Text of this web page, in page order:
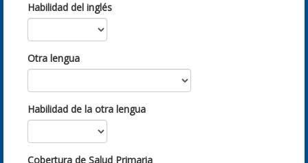
Habilidad del inglés
Otra lengua
Habilidad de la otra lengua
Cobertura de Salud Primaria